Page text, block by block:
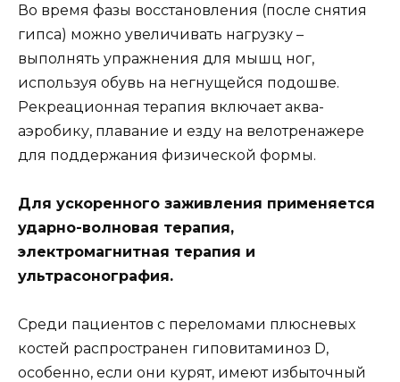
Во время фазы восстановления (после снятия
гипса) можно увеличивать нагрузку –
выполнять упражнения для мышц ног,
используя обувь на негнущейся подошве.
Рекреационная терапия включает аква-
аэробику, плавание и езду на велотренажере
для поддержания физической формы.
Для ускоренного заживления применяется
ударно-волновая терапия,
электромагнитная терапия и
ультрасонография.
Среди пациентов с переломами плюсневых
костей распространен гиповитаминоз D,
особенно, если они курят, имеют избыточный